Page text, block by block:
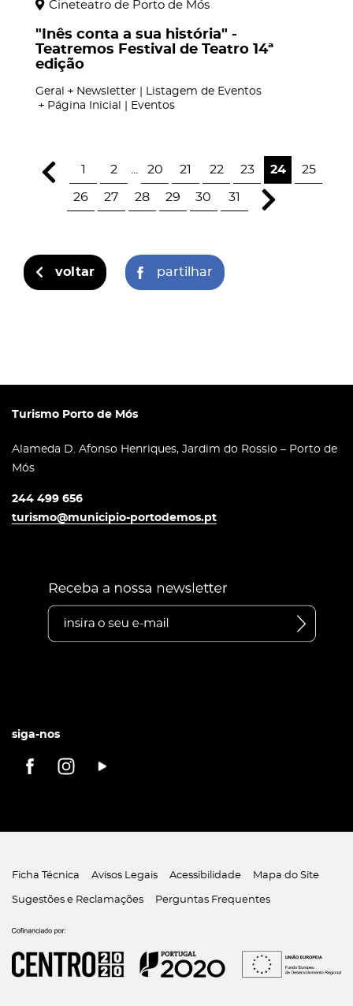
Cineteatro de Porto de Mós
"Inês conta a sua história" -
Teatremos Festival de Teatro 14ª
edição
Geral
Newsletter | Listagem de Eventos
Página Inicial | Eventos
1 2 20 21 22 23 24 25
26 27 28 29 30 31
voltar partilhar
Turismo Porto de Mós
Alameda D. Afonso Henriques, Jardim do Rossio – Porto de
Mós
244 499 656
turismo@municipio-portodemos.pt
siga-nos
Ficha Técnica Avisos Legais Acessibilidade Mapa do Site
Sugestões e Reclamações Perguntas Frequentes